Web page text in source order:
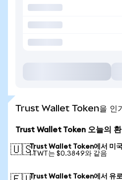
Trust Wallet Token을 인기
Trust Wallet Token 오늘의 환
🇺🇸Trust Wallet Token에서 미국
1 TWT는 $0.3849와 같음
Trust Wallet Token에서 유